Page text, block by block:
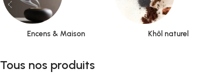
Encens & Maison Khôl naturel
Tous nos produits